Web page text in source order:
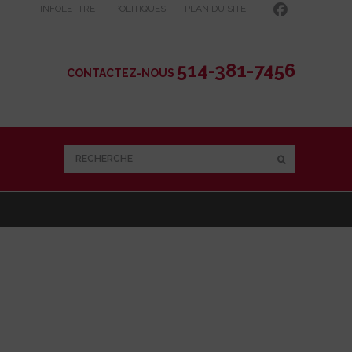
INFOLETTRE POLITIQUES PLAN DU SITE
CONTACTEZ-NOUS 514-381-7456
RECHERCHE